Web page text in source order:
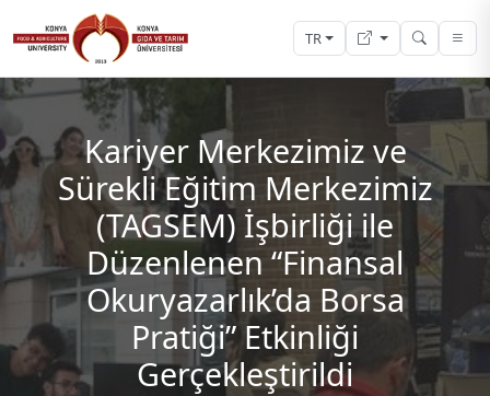
TR
Kariyer Merkezimiz ve
Sürekli Eğitim Merkezimiz
(TAGSEM) İşbirliği ile
Düzenlenen “Finansal
Okuryazarlık’da Borsa
Pratiği” Etkinliği
Gerçekleştirildi